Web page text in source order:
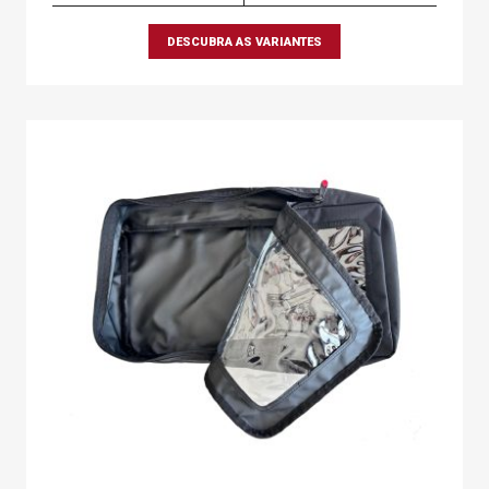
DESCUBRA AS VARIANTES